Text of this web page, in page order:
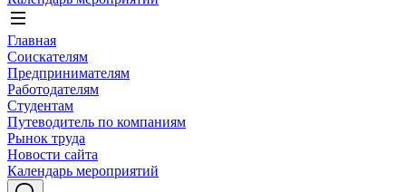
Главная
Соискателям
Предпринимателям
Работодателям
Студентам
Путеводитель по компаниям
Рынок труда
Новости сайта
Календарь мероприятий